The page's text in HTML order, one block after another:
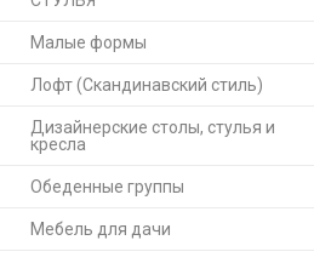
Малые формы
Лофт (Скандинавский стиль)
Дизайнерские столы, стулья и
кресла
Обеденные группы
Мебель для дачи